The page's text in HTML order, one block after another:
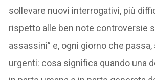
sollevare nuovi interrogativi, più
rispetto alle ben note controversie
assassini” e, ogni giorno che
urgenti: cosa significa quando una